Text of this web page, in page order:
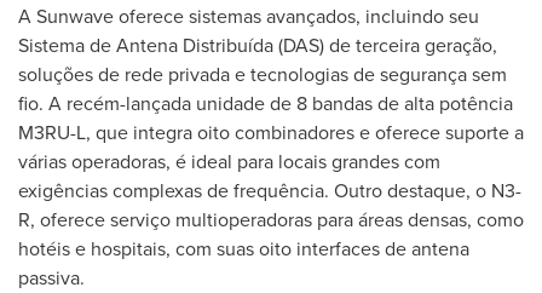
A Sunwave oferece sistemas avançados, incluindo seu
Sistema de Antena Distribuída (DAS) de terceira geração,
soluções de rede privada e tecnologias de segurança sem
fio. A recém-lançada unidade de 8 bandas de alta potência
M3RU-L, que integra oito combinadores e oferece suporte a
várias operadoras, é ideal para locais grandes com
exigências complexas de frequência. Outro destaque, o N3-
R, oferece serviço multioperadoras para áreas densas, como
hotéis e hospitais, com suas oito interfaces de antena
passiva.